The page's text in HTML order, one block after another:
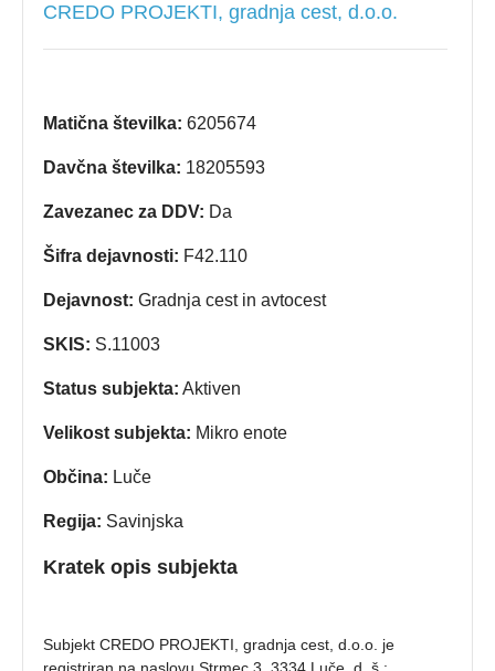
CREDO PROJEKTI, gradnja cest, d.o.o.
Matična številka: 6205674
Davčna številka: 18205593
Zavezanec za DDV: Da
Šifra dejavnosti: F42.110
Dejavnost: Gradnja cest in avtocest
SKIS: S.11003
Status subjekta: Aktiven
Velikost subjekta: Mikro enote
Občina: Luče
Regija: Savinjska
Kratek opis subjekta
Subjekt CREDO PROJEKTI, gradnja cest, d.o.o. je